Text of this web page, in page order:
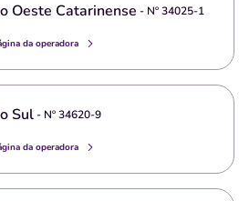
Oeste Catarinense - Nº34025-1
da operadora
Sul- Nº34620-9
da operadora